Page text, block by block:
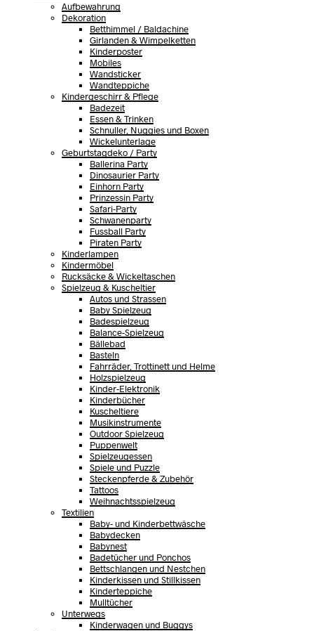
Aufbewahrung
Dekoration
Betthimmel / Baldachine
Girlanden & Wimpelketten
Kinderposter
Mobiles
Wandsticker
Wandteppiche
Kindergeschirr & Pflege
Badezeit
Essen & Trinken
Schnuller, Nuggies und Boxen
Wickelunterlage
Geburtstagdeko / Party
Ballerina Party
Dinosaurier Party
Einhorn Party
Prinzessin Party
Safari-Party
Schwanenparty
Fussball Party
Piraten Party
Kinderlampen
Kindermöbel
Rucksäcke & Wickeltaschen
Spielzeug & Kuscheltier
Autos und Strassen
Baby Spielzeug
Badespielzeug
Balance-Spielzeug
Bällebad
Basteln
Fahrräder, Trottinett und Helme
Holzspielzeug
Kinder-Elektronik
Kinderbücher
Kuscheltiere
Musikinstrumente
Outdoor Spielzeug
Puppenwelt
Spielzeugessen
Spiele und Puzzle
Steckenpferde & Zubehör
Tattoos
Weihnachtsspielzeug
Textilien
Baby- und Kinderbettwäsche
Babydecken
Babynest
Badetücher und Ponchos
Bettschlangen und Nestchen
Kinderkissen und Stillkissen
Kinderteppiche
Mulltücher
Unterwegs
Kinderwagen und Buggys